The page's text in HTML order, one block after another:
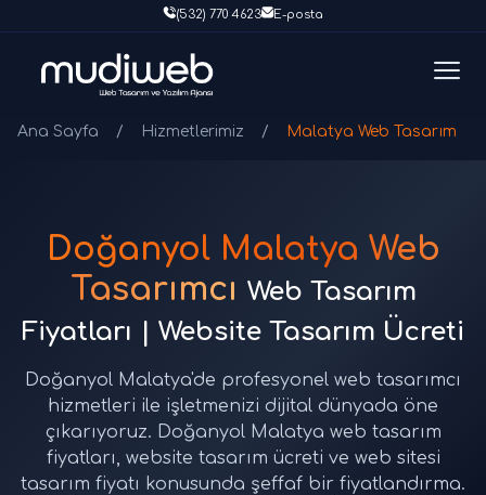
(532) 770 4623 E-posta
Ana Sayfa / Hizmetlerimiz / Malatya Web Tasarım
Doğanyol Malatya Web
Tasarımcı Web Tasarım
Fiyatları | Website Tasarım Ücreti
Doğanyol Malatya'de profesyonel web tasarımcı
hizmetleri ile işletmenizi dijital dünyada öne
çıkarıyoruz. Doğanyol Malatya web tasarım
fiyatları, website tasarım ücreti ve web sitesi
tasarım fiyatı konusunda şeffaf bir fiyatlandırma.